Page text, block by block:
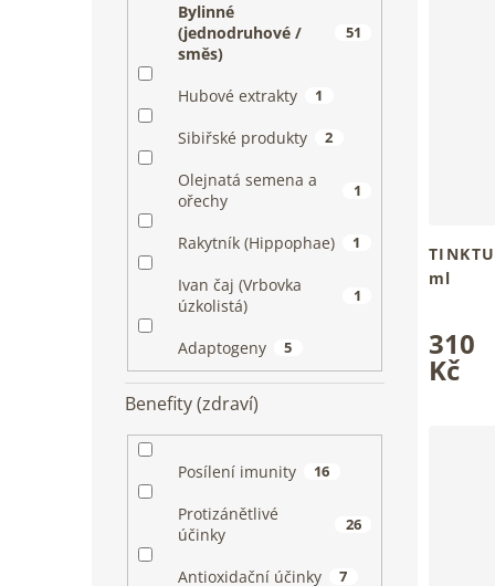
Bylinné
(jednodruhové /
směs)
51
Hubové extrakty 1
Sibiřské produkty 2
Olejnatá semena a
ořechy
1
Rakytník (Hippophae) 1
Ivan čaj (Vrbovka
úzkolistá)
1
Adaptogeny 5
Benefity (zdraví)
Posílení imunity 16
Protizánětlivé
účinky
26
Antioxidační účinky 7
ml
hodnocení
produktu
je
310
Kč